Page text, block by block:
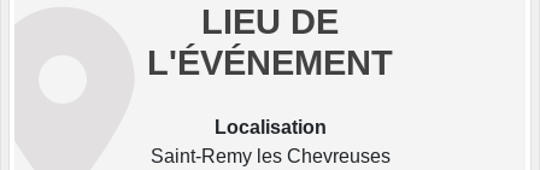
LIEU DE
L'ÉVÉNEMENT
Localisation
Saint-Remy les Chevreuses